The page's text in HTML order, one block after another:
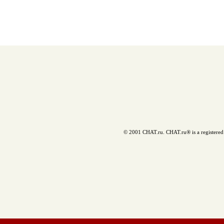
© 2001 CHAT.ru. CHAT.ru® is a